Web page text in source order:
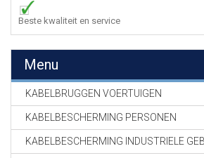
Beste kwaliteit en service
Menu
KABELBRUGGEN VOERTUIGEN
KABELBESCHERMING PERSONEN
KABELBESCHERMING INDUSTRIELE